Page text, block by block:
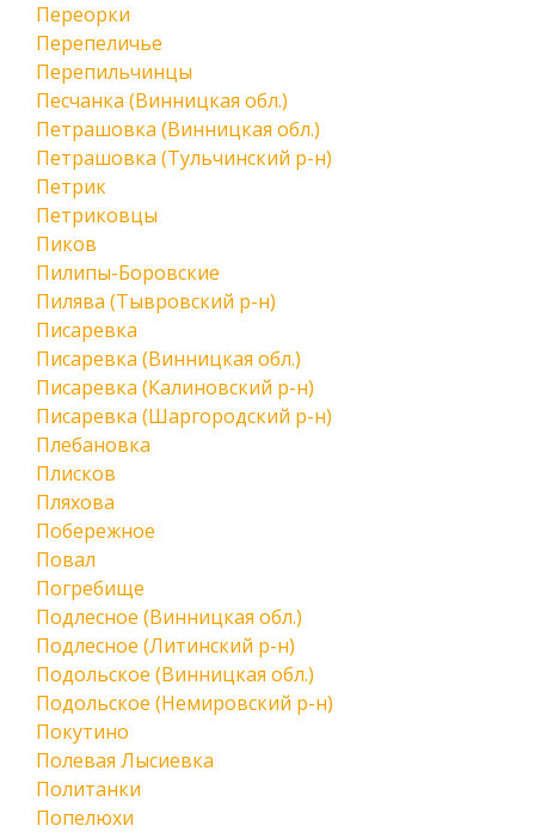
Переорки
Перепеличье
Перепильчинцы
Песчанка (Винницкая обл.)
Петрашовка (Винницкая обл.)
Петрашовка (Тульчинский р-н)
Петрик
Петриковцы
Пиков
Пилипы-Боровские
Пилява (Тывровский р-н)
Писаревка
Писаревка (Винницкая обл.)
Писаревка (Калиновский р-н)
Писаревка (Шаргородский р-н)
Плебановка
Плисков
Пляхова
Побережное
Повал
Погребище
Подлесное (Винницкая обл.)
Подлесное (Литинский р-н)
Подольское (Винницкая обл.)
Подольское (Немировский р-н)
Покутино
Полевая Лысиевка
Политанки
Попелюхи